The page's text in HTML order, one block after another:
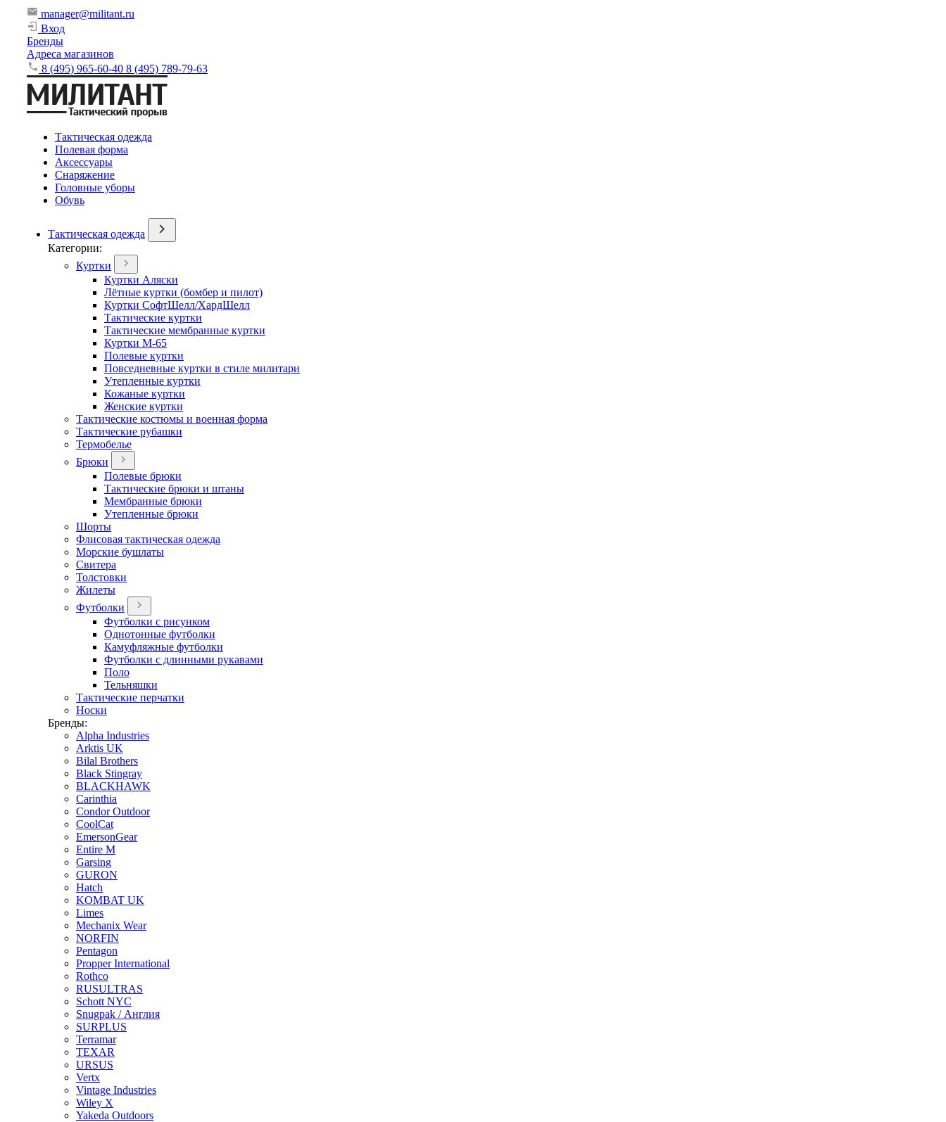
manager@militant.ru
Вход
Бренды
Адреса магазинов
8 (495) 965-60-40 8 (495) 789-79-63
Тактическая одежда
Полевая форма
Аксессуары
Снаряжение
Головные уборы
Обувь
Тактическая одежда
Категории:
Куртки
Куртки Аляски
Лётные куртки (бомбер и пилот)
Куртки СофтШелл/ХардШелл
Тактические куртки
Тактические мембранные куртки
Куртки М-65
Полевые куртки
Повседневные куртки в стиле милитари
Утепленные куртки
Кожаные куртки
Женские куртки
Тактические костюмы и военная форма
Тактические рубашки
Термобелье
Брюки
Полевые брюки
Тактические брюки и штаны
Мембранные брюки
Утепленные брюки
Шорты
Флисовая тактическая одежда
Морские бушлаты
Свитера
Толстовки
Жилеты
Футболки
Футболки с рисунком
Однотонные футболки
Камуфляжные футболки
Футболки с длинными рукавами
Поло
Тельняшки
Тактические перчатки
Носки
Бренды:
Alpha Industries
Arktis UK
Bilal Brothers
Black Stingray
BLACKHAWK
Carinthia
Condor Outdoor
CoolCat
EmersonGear
Entire M
Garsing
GURON
Hatch
KOMBAT UK
Limes
Mechanix Wear
NORFIN
Pentagon
Propper International
Rothco
RUSULTRAS
Schott NYC
Snugpak / Англия
SURPLUS
Terramar
TEXAR
URSUS
Vertx
Vintage Industries
Wiley X
Yakeda Outdoors